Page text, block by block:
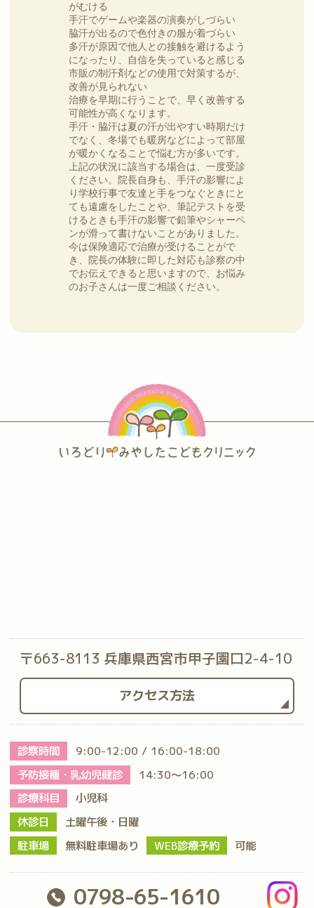
がむける
手汗でゲームや楽器の演奏がしづらい
脇汗が出るので色付きの服が着づらい
多汗が原因で他人との接触を避けるよう
になったり、自信を失っていると感じる
市販の制汗剤などの使用で対策するが、
改善が見られない
治療を早期に行うことで、早く改善する
可能性が高くなります。
手汗・脇汗は夏の汗が出やすい時期だけ
でなく、冬場でも暖房などによって部屋
が暖かくなることで悩む方が多いです。
上記の状況に該当する場合は、一度受診
ください。院長自身も、手汗の影響によ
り学校行事で友達と手をつなぐときにと
ても遠慮をしたことや、筆記テストを受
けるときも手汗の影響で鉛筆やシャーペ
ンが滑って書けないことがありました。
今は保険適応で治療が受けることがで
き、院長の体験に即した対応も診察の中
でお伝えできると思いますので、お悩み
のお子さんは一度ご相談ください。
〒663-8113 兵庫県西宮市甲子園口2-4-10
アクセス方法
診察時間
9:00-12:00 / 16:00-18:00
予防接種・乳幼児健診
14:30～16:00
診療科目
小児科
休診日
土曜午後・日曜
駐車場
無料駐車場あり WEB診療予約 可能
0798-65-1610